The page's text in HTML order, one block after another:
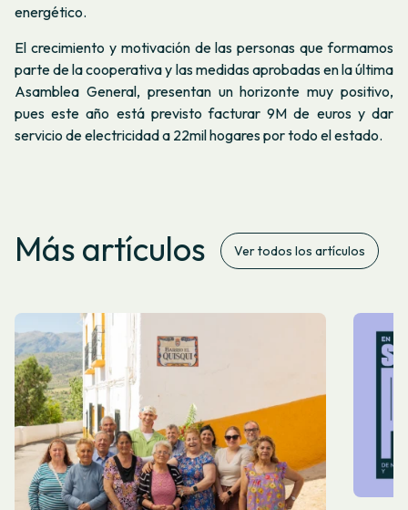
energético.
El crecimiento y motivación de las personas que formamos
parte de la cooperativa y las medidas aprobadas en la última
Asamblea General, presentan un horizonte muy positivo,
pues este año está previsto facturar 9M de euros y dar
servicio de electricidad a 22mil hogares por todo el estado.
Más artículos Ver todos los artículos